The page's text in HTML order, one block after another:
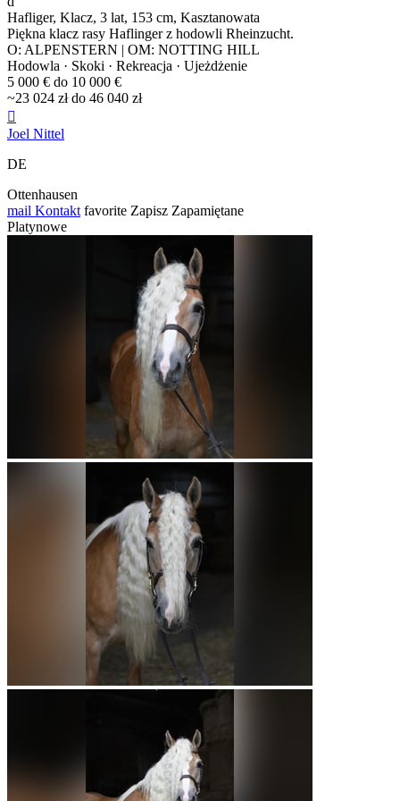
Hafliger, Klacz, 3 lat, 153 cm, Kasztanowata
Piękna klacz rasy Haflinger z hodowli Rheinzucht.
O: ALPENSTERN | OM: NOTTING HILL
Hodowla · Skoki · Rekreacja · Ujeżdżenie
5 000 € do 10 000 €
~23 024 zł do 46 040 zł

Joel Nittel
DE
Ottenhausen
mail Kontakt favorite Zapisz Zapamiętane
Platynowe